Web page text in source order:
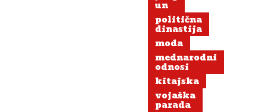
un
politična
dinastija
moda
mednarodni
odnosi
kitajska
vojaška
parada